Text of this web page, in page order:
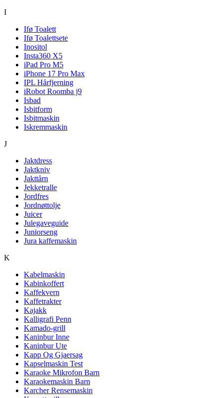
I
Ifø Toalett
Ifø Toalettsete
Inositol
Insta360 X5
iPad Pro M5
iPhone 17 Pro Max
IPL Hårfjerning
iRobot Roomba j9
Isbad
Isbitform
Isbitmaskin
Iskremmaskin
J
Jaktdress
Jaktkniv
Jakttårn
Jekketralle
Jordfres
Jordnøttolje
Juicer
Julegaveguide
Juniorseng
Jura kaffemaskin
K
Kabelmaskin
Kabinkoffert
Kaffekvern
Kaffetrakter
Kajakk
Kalligrafi Penn
Kamado-grill
Kaninbur Inne
Kaninbur Ute
Kapp Og Gjaersag
Kapselmaskin Test
Karaoke Mikrofon Barn
Karaokemaskin Barn
Karcher Rensemaskin